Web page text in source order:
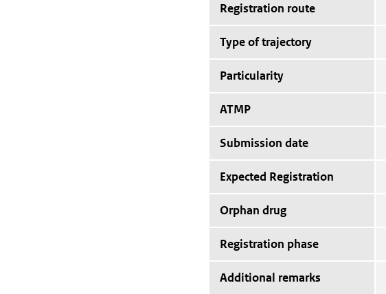
Registration route
Type of trajectory
Particularity
ATMP
Submission date
Expected Registration
Orphan drug
Registration phase
Additional remarks